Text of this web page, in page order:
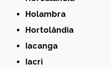
Holambra
Hortolândia
Iacanga
Iacri